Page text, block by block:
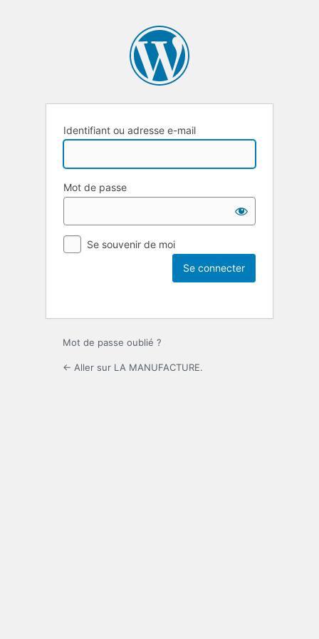
Identifiant ou adresse e-mail
Mot de passe
Se souvenir de moi
Mot de passe oublié ?
← Aller sur LA MANUFACTURE.